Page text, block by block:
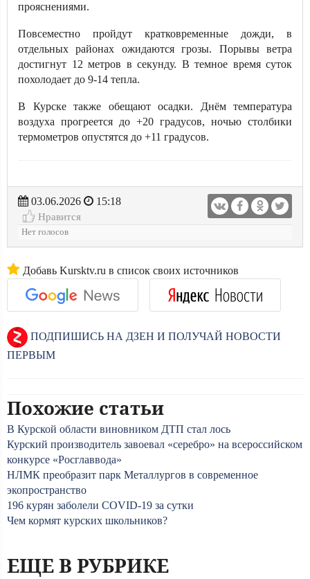
прояснениями.
Повсеместно пройдут кратковременные дожди, в
отдельных районах ожидаются грозы. Порывы ветра
достигнут 12 метров в секунду. В темное время суток
похолодает до 9-14 тепла.
В Курске также обещают осадки. Днём температура
воздуха прогреется до +20 градусов, ночью столбики
термометров опустятся до +11 градусов.
03.06.2026
15:18
Нравится
Нет голосов
Добавь Kursktv.ru в список своих источников
ПОДПИШИСЬ НА ДЗЕН И ПОЛУЧАЙ НОВОСТИ
ПЕРВЫМ
Похожие статьи
В Курской области виновником ДТП стал лось
Курский производитель завоевал «серебро» на всероссийском
конкурсе «Росглаввода»
НЛМК преобразит парк Металлургов в современное
экопространство
196 курян заболели COVID-19 за сутки
Чем кормят курских школьников?
ЕЩЕ В РУБРИКЕ